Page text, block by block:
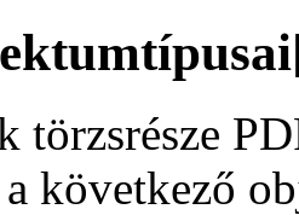
törzsrésze
következő